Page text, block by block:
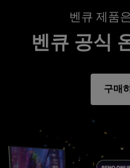
벤큐 제품
벤큐 공식
구매